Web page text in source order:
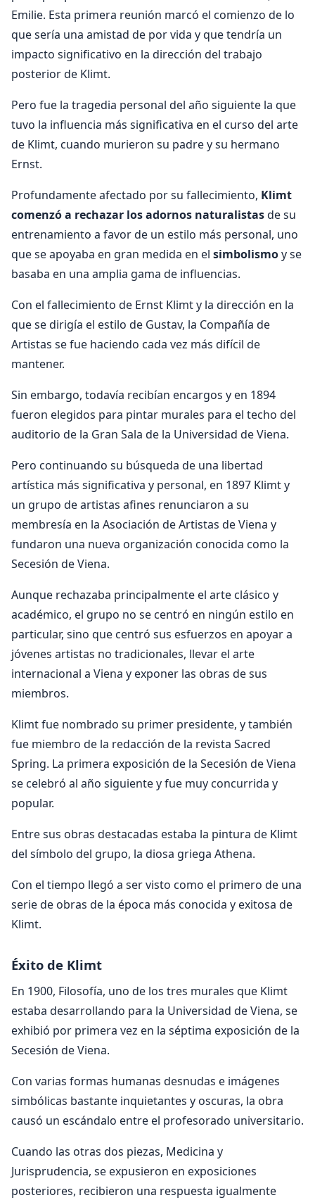
Emilie. Esta primera reunión marcó el comienzo de lo
que sería una amistad de por vida y que tendría un
impacto significativo en la dirección del trabajo
posterior de Klimt.
Pero fue la tragedia personal del año siguiente la que
tuvo la influencia más significativa en el curso del arte
de Klimt, cuando murieron su padre y su hermano
Ernst.
Profundamente afectado por su fallecimiento, Klimt
comenzó a rechazar los adornos naturalistasde su
entrenamiento a favor de un estilo más personal, uno
que se apoyaba en gran medida en el simbolismoy se
basaba en una amplia gama de influencias.
Con el fallecimiento de Ernst Klimt y la dirección en la
que se dirigía el estilo de Gustav, la Compañía de
Artistas se fue haciendo cada vez más difícil de
mantener.
Sin embargo, todavía recibían encargos y en 1894
fueron elegidos para pintar murales para el techo del
auditorio de la Gran Sala de la Universidad de Viena.
Pero continuando su búsqueda de una libertad
artística más significativa y personal, en 1897 Klimt y
un grupo de artistas afines renunciaron a su
membresía en la Asociación de Artistas de Viena y
fundaron una nueva organización conocida como la
Secesión de Viena.
Aunque rechazaba principalmente el arte clásico y
académico, el grupo no se centró en ningún estilo en
particular, sino que centró sus esfuerzos en apoyar a
jóvenes artistas no tradicionales, llevar el arte
internacional a Viena y exponer las obras de sus
miembros.
Klimt fue nombrado su primer presidente, y también
fue miembro de la redacción de la revista Sacred
Spring. La primera exposición de la Secesión de Viena
se celebró al año siguiente y fue muy concurrida y
popular.
Entre sus obras destacadas estaba la pintura de Klimt
del símbolo del grupo, la diosa griega Athena.
Con el tiempo llegó a ser visto como el primero de una
serie de obras de la época más conocida y exitosa de
Klimt.
Éxito de Klimt
En 1900, Filosofía, uno de los tres murales que Klimt
estaba desarrollando para la Universidad de Viena, se
exhibió por primera vez en la séptima exposición de la
Secesión de Viena.
Con varias formas humanas desnudas e imágenes
simbólicas bastante inquietantes y oscuras, la obra
causó un escándalo entre el profesorado universitario.
Cuando las otras dos piezas, Medicina y
Jurisprudencia, se expusieron en exposiciones
posteriores, recibieron una respuesta igualmente